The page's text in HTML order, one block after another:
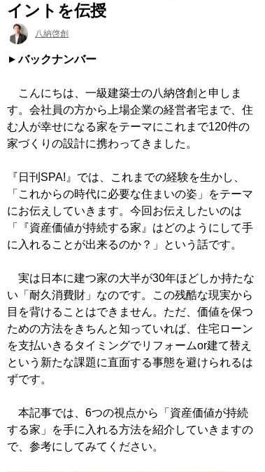
イントを伝授
八納啓創
バックナンバー
こんにちは、一級建築士の八納啓創と申しま
す。会社員の方から上場企業の経営者宅まで、住
む人が幸せになる家をテーマにこれまで120件の
家づくりの設計に携わってきました。
『日刊SPA!』では、これまでの経験を生かし、
「これからの時代に必要な住まいの姿」をテーマ
にお伝えしていきます。今回お伝えしたいのは
「『資産価値が持続する家』はどのようにして手
に入れることが出来るのか？」という話です。
実は日本に建つ家の大半が30年ほどしか持たな
い「耐久消費財」なのです。この残酷な現実から
目を背けることはできません。ただ、価値を保つ
ための方法をきちんと知っていれば、住宅ローン
を支払いきるタイミングでリフォームor建て替え
という新たな課題に直面する事態を避けられるは
ずです。
本記事では、6つの視点から「資産価値が持続
する家」を手に入れる方法を紹介していきますの
で、参考にしてみてください。